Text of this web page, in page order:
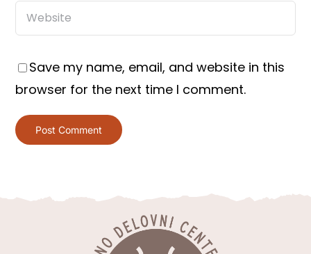
Save my name, email, and website in this
browser for the next time I comment.